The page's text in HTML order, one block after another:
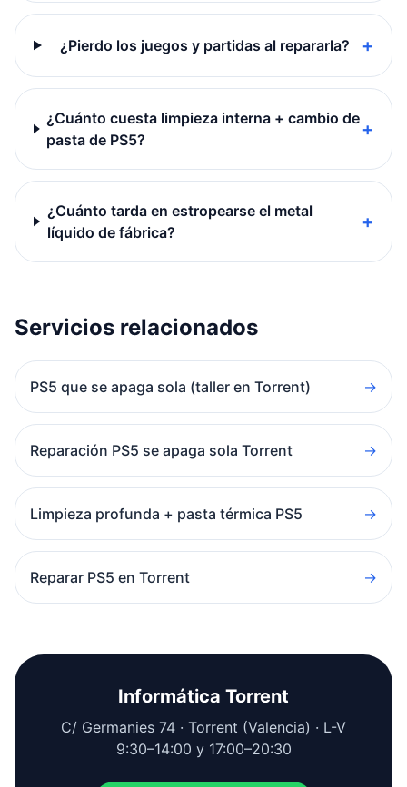
¿Pierdo los juegos y partidas al repararla? +
¿Cuánto cuesta limpieza interna + cambio de
pasta de PS5?
+
¿Cuánto tarda en estropearse el metal
líquido de fábrica?
+
Servicios relacionados
PS5 que se apaga sola (taller en Torrent) →
Reparación PS5 se apaga sola Torrent →
Limpieza profunda + pasta térmica PS5 →
Reparar PS5 en Torrent →
Informática Torrent
C/ Germanies 74 · Torrent (Valencia) · L-V
9:30–14:00 y 17:00–20:30